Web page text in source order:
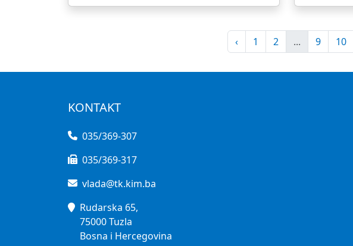
‹ 1 2 ... 9 10
KONTAKT
035/369-307
035/369-317
vlada@tk.kim.ba
Rudarska 65,
75000 Tuzla
Bosna i Hercegovina